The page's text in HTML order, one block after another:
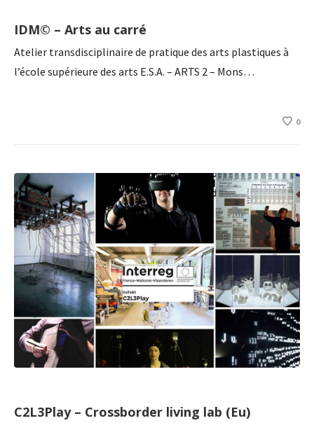
IDM© – Arts au carré
Atelier transdisciplinaire de pratique des arts plastiques à
l’école supérieure des arts E.S.A. – ARTS 2 – Mons…
0
C2L3Play – Crossborder living lab (Eu)